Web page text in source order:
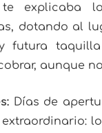
explicaba
dotando al
futura
aunque
Días de